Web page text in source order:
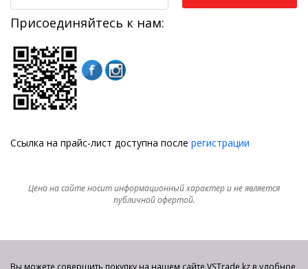
Присоединяйтесь к нам:
Ссылка на прайс-лист доступна после регистрации
Цена на сайте носит информационный характер и не является
публичной офертой.
Вы можете совершить покупку на нашем сайте VSTrade.kz в удобное